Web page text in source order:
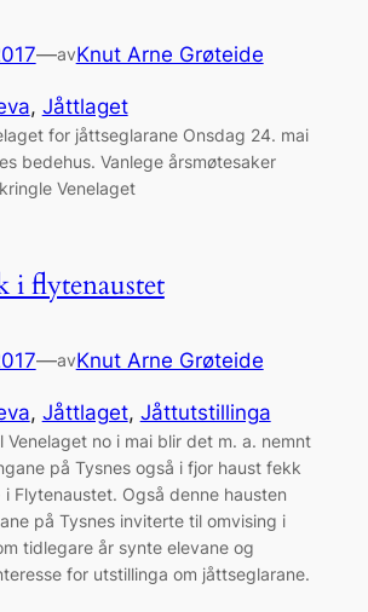
—avKnut Arne Grøteide
, Jåttlaget
for jåttseglarane Onsdag 24. mai
bedehus. Vanlege årsmøtesaker
Venelaget
i flytenaustet
—avKnut Arne Grøteide
, Jåttlaget, Jåttutstillinga
Venelaget no i mai blir det m. a. nemnt
på Tysnes også i fjor haust fekk
i Flytenaustet. Også denne hausten
på Tysnes inviterte til omvising i
tidlegare år synte elevane og
for utstillinga om jåttseglarane.